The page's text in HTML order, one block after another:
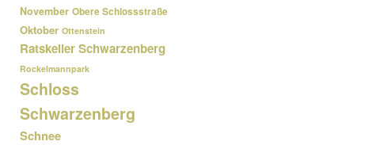
November Obere Schlossstraße
Oktober Ottenstein
Ratskeller Schwarzenberg
Rockelmannpark
Schloss
Schwarzenberg
Schnee